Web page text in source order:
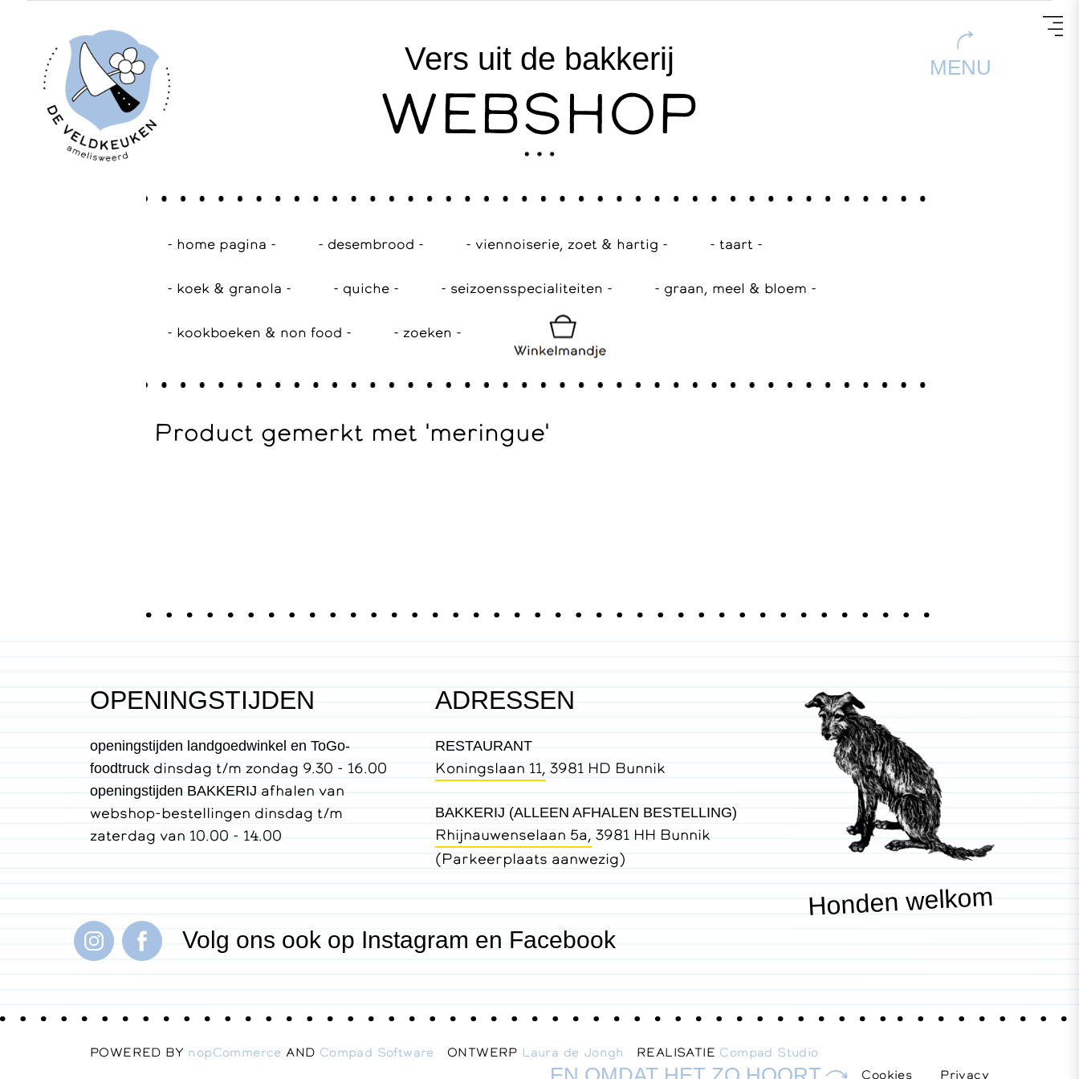
MENU
Vers uit de bakkerij
WEBSHOP
- home pagina - - desembrood - - viennoiserie, zoet & hartig - - taart -
- koek & granola - - quiche - - seizoensspecialiteiten - - graan, meel & bloem -
- kookboeken & non food - - zoeken -
Product gemerkt met 'meringue'
OPENINGSTIJDEN
openingstijden landgoedwinkel en ToGo-
foodtruck dinsdag t/m zondag 9.30 - 16.00
openingstijden BAKKERIJafhalen van
webshop-bestellingen dinsdag t/m
zaterdag van 10.00 - 14.00
ADRESSEN
RESTAURANT
Koningslaan 11, 3981 HD Bunnik
BAKKERIJ (ALLEEN AFHALEN BESTELLING)
Rhijnauwenselaan 5a, 3981 HH Bunnik
(Parkeerplaats aanwezig)
Honden welkom
Volg ons ook op Instagram en Facebook
Cookies Privacy
POWERED BY nopCommerce AND Compad SoftwareONTWERP Laura de Jongh REALISATIE Compad Studio